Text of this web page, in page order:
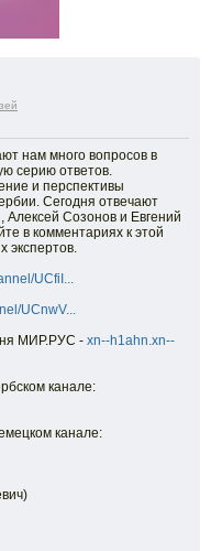
нам много вопросов в
серию ответов.
и перспективы
Сегодня отвечают
Созонов и Евгений
в комментариях к этой
экспертов.
UCfiI...
UCnwV...
МИР.РУС - xn--h1ahn.xn--
канале:
канале: